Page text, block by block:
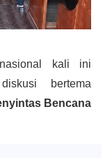
kali ini
bertema
Bencana